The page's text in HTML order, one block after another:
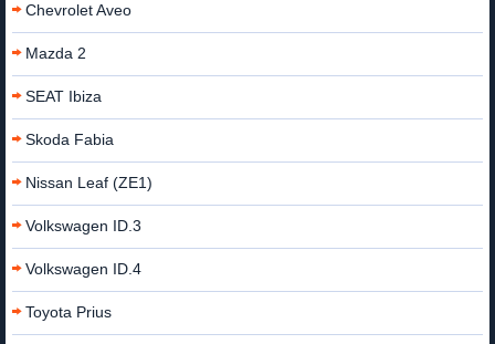
Chevrolet Aveo
Mazda 2
SEAT Ibiza
Skoda Fabia
Nissan Leaf (ZE1)
Volkswagen ID.3
Volkswagen ID.4
Toyota Prius